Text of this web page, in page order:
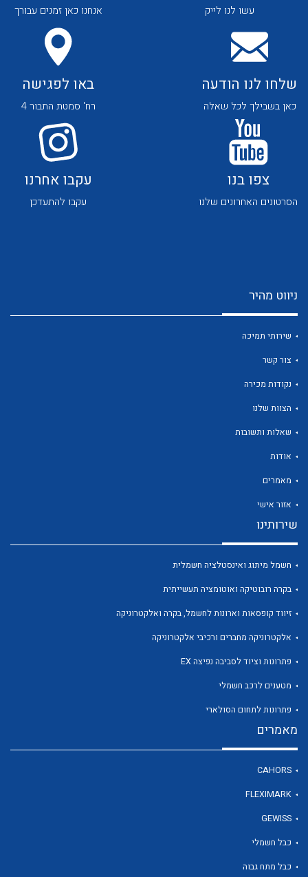
עשו לנו לייק אנחנו כאן זמנים עבורך
שלחו לנו הודעה
כאן בשבילך לכל שאלה
באו לפגישה
רח' סמטת התבור 4
צפו בנו
הסרטונים האחרונים שלנו
עקבו אחרנו
עקבו להתעדכן
ניווט מהיר
שירותי תמיכה
צור קשר
נקודות מכירה
הצוות שלנו
שאלות ותשובות
אודות
מאמרים
אזור אישי
שירותינו
חשמל מיתוג ואינסטלציה חשמלית
בקרה רובוטיקה ואוטומציה תעשייתית
זיווד קופסאות וארונות לחשמל, בקרה ואלקטרוניקה
אלקטרוניקה מחברים ורכיבי אלקטרוניקה
פתרונות וציוד לסביבה נפיצה EX
מטענים לרכב חשמלי
פתרונות לתחום הסולארי
מאמרים
CAHORS
FLEXIMARK
GEWISS
כבל חשמלי
כבל מתח גבוה